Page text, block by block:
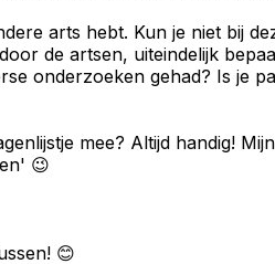
arts hebt. Kun je niet bij
de artsen, uiteindelijk
onderzoeken gehad? Is
mee? Altijd handig!
😉
😊